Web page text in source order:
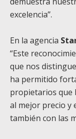
excelencia”.
En la agencia
“Este
que nos
ha permitido
propietarios que
al mejor precio y
también con las